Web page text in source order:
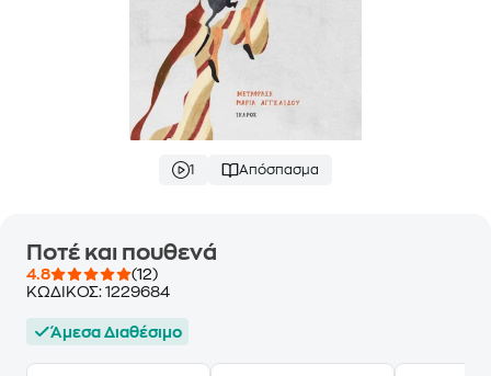
1 Απόσπασμα
Ποτέ και πουθενά
4.8
(12)
ΚΩΔΙΚΟΣ: 1229684
Άμεσα Διαθέσιμο